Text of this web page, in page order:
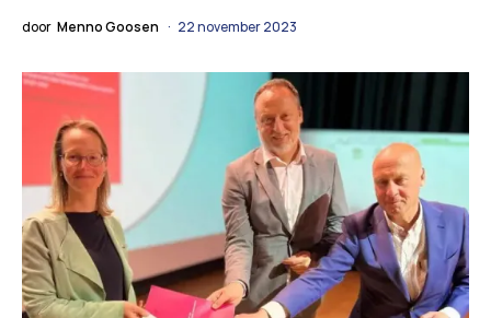
door Menno Goosen 22 november 2023